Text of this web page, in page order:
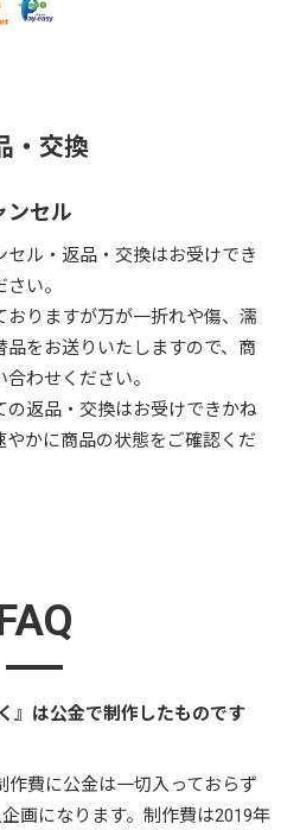
・交換
ンセル
ル・返品・交換はお受けでき
い。
りますが万が一折れや傷、濡
をお送りいたしますので、商
わせください。
返品・交換はお受けできかね
やかに商品の状態をご確認くだ
』は公金で制作したものです
作費に公金は一切入っておらず
画になります。制作費は2019年